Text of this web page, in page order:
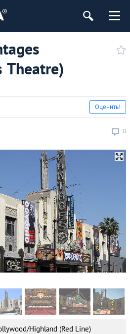
Theatre)
0
Оценить!
Highland (Red Line)